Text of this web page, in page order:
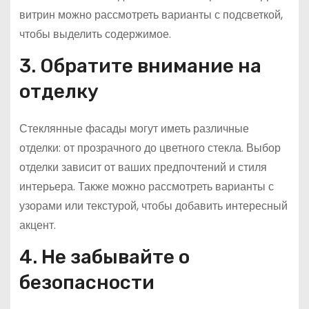
витрин можно рассмотреть варианты с подсветкой,
чтобы выделить содержимое.
3. Обратите внимание на
отделку
Стеклянные фасады могут иметь различные
отделки: от прозрачного до цветного стекла. Выбор
отделки зависит от ваших предпочтений и стиля
интерьера. Также можно рассмотреть варианты с
узорами или текстурой, чтобы добавить интересный
акцент.
4. Не забывайте о
безопасности